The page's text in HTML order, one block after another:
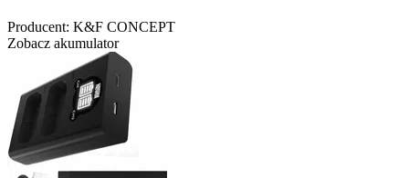
Producent: K&F CONCEPT
Zobacz akumulator